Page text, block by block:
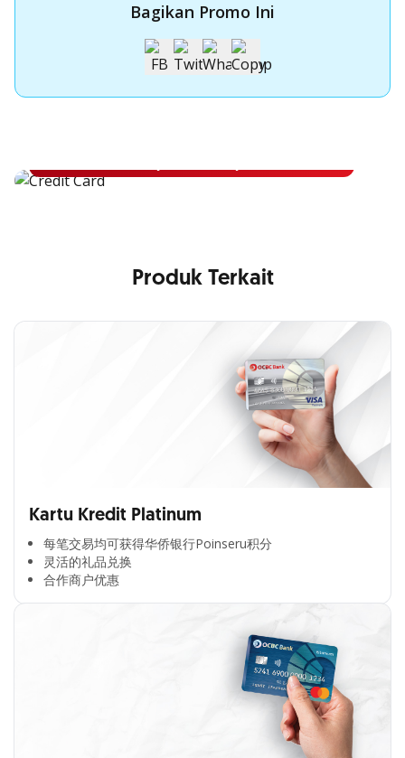
Bagikan Promo Ini
Apply Kartu Kredit OCBC NISP
Produk Terkait
Kartu Kredit Platinum
每笔交易均可获得华侨银行Poinseru积分​
灵活的礼品兑换​
合作商户优惠​